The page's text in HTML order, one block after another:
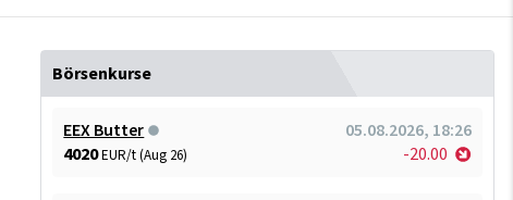
Börsenkurse
EEX Butter
05.08.2026, 18:26
4020EUR/t (Aug 26) -20.00